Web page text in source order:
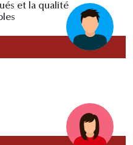
et la qualité